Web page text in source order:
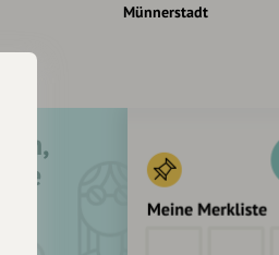
Münnerstadt